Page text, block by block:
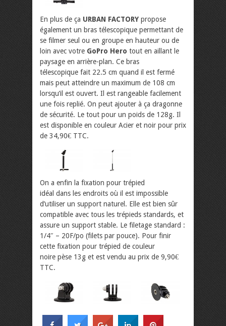
En plus de ça URBAN FACTORY propose
également un bras télescopique permettant de
se filmer seul ou en groupe en hauteur ou de
loin avec votre GoPro Hero tout en aillant le
paysage en arrière-plan. Ce bras
télescopique fait 22.5 cm quand il est fermé
mais peut atteindre un maximum de 108 cm
lorsqu’il est ouvert. Il est rangeable facilement
une fois replié. On peut ajouter à ça dragonne
de sécurité. Le tout pour un poids de 128g. Il
est disponible en couleur Acier et noir pour prix
de 34,90€ TTC.
On a enfin la fixation pour trépied
idéal dans les endroits où il est impossible
d’utiliser un support naturel. Elle est bien sûr
compatible avec tous les trépieds standards, et
assure un support stable. Le filetage standard :
1/4″ – 20F/po (filets par pouce). Pour finir
cette fixation pour trépied de couleur
noire pèse 13g et est vendu au prix de 9,90€
TTC.